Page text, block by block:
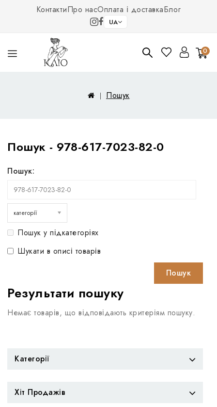
КонтактиПро насОплата і доставкаБлог
UA
0
Пошук
Пошук - 978-617-7023-82-0
Пошук:
категорії
Пошук у підкатегоріях
Шукати в описі товарів
Результати пошуку
Немає товарів, що відповідають критеріям пошуку.
Категорії
Хіт Продажів